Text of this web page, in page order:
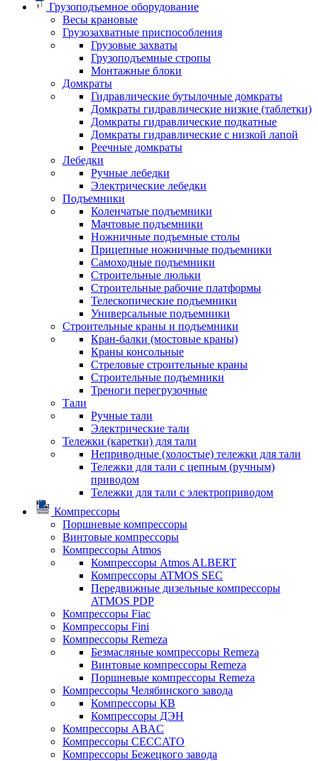
Грузоподъемное оборудование
Весы крановые
Грузозахватные приспособления
Грузовые захваты
Грузоподъемные стропы
Монтажные блоки
Домкраты
Гидравлические бутылочные домкраты
Домкраты гидравлические низкие (таблетки)
Домкраты гидравлические подкатные
Домкраты гидравлические с низкой лапой
Реечные домкраты
Лебедки
Ручные лебедки
Электрические лебедки
Подъемники
Коленчатые подъемники
Мачтовые подъемники
Ножничные подъемные столы
Прицепные ножничные подъемники
Самоходные подъемники
Строительные люльки
Строительные рабочие платформы
Телескопические подъемники
Универсальные подъемники
Строительные краны и подъемники
Кран-балки (мостовые краны)
Краны консольные
Стреловые строительные краны
Строительные подъемники
Треноги перегрузочные
Тали
Ручные тали
Электрические тали
Тележки (каретки) для тали
Неприводные (холостые) тележки для тали
Тележки для тали с цепным (ручным)
приводом
Тележки для тали с электроприводом
Компрессоры
Поршневые компрессоры
Винтовые компрессоры
Компрессоры Atmos
Компрессоры Atmos ALBERT
Компрессоры ATMOS SEC
Передвижные дизельные компрессоры
ATMOS PDP
Компрессоры Fiac
Компрессоры Fini
Компрессоры Remeza
Безмасляные компрессоры Remeza
Винтовые компрессоры Remeza
Поршневые компрессоры Remeza
Компрессоры Челябинского завода
Компрессоры КВ
Компрессоры ДЭН
Компрессоры ABAC
Компрессоры CECCATO
Компрессоры Бежецкого завода